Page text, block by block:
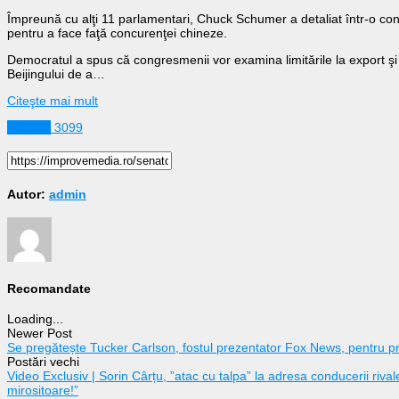
Împreună cu alţi 11 parlamentari, Chuck Schumer a detaliat într-o
pentru a face faţă concurenţei chineze.
Democratul a spus că congresmenii vor examina limitările la export
Beijingului de a…
Citeşte mai mult
3099
Autor: admin
Recomandate
Loading...
Newer Post
Se pregătește Tucker Carlson, fostul prezentator Fox News, pentru
Postări vechi
Video Exclusiv | Sorin Cârțu, ”atac cu talpa” la adresa conducerii
mirositoare!”